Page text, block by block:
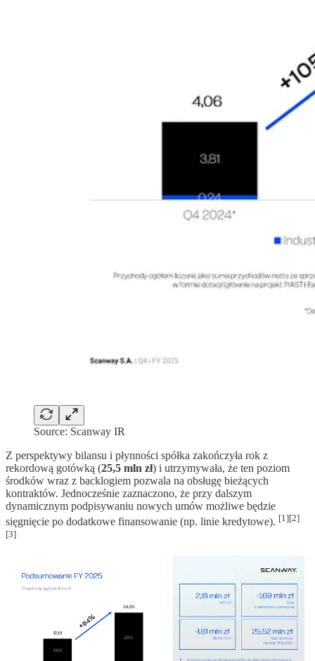
Source: Scanway IR
Z perspektywy bilansu i płynności spółka zakończyła rok z
rekordową gotówką (25,5 mln zł) i utrzymywała, że ten poziom
środków wraz z backlogiem pozwala na obsługę bieżących
kontraktów. Jednocześnie zaznaczono, że przy dalszym
dynamicznym podpisywaniu nowych umów możliwe będzie
sięgnięcie po dodatkowe finansowanie (np. linie kredytowe). [1][2]
[3]